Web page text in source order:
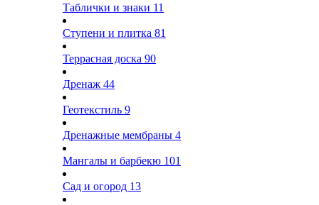
Таблички и знаки 11
Ступени и плитка 81
Террасная доска 90
Дренаж 44
Геотекстиль 9
Дренажные мембраны 4
Мангалы и барбекю 101
Сад и огород 13